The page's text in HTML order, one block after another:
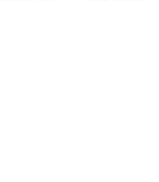
為全新狀態**